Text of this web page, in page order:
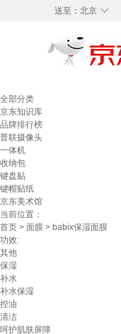
◇
送至： 北京
全部分类
京东知识库
品牌排行榜
普联摄像头
一体机
收纳包
键盘贴
键帽贴纸
京东美术馆
当前位置：
首页 > 面膜 > babix保湿面膜
功效:
其他
保湿
补水
补水保湿
控油
清洁
呵护肌肤屏障